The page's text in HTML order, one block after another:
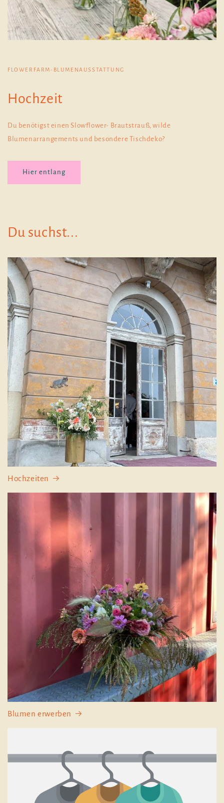
FLOWERFARM-BLUMENAUSSTATTUNG
Hochzeit
Du benötigst einen Slowflower- Brautstrauß, wilde
Blumenarrangements und besondere Tischdeko?
Hier entlang
Du suchst...
Hochzeiten
Blumen erwerben